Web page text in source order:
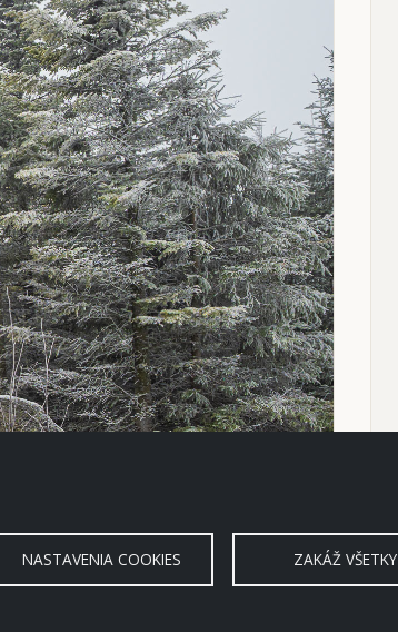
NASTAVENIA COOKIES ZAKÁŽ VŠETKY